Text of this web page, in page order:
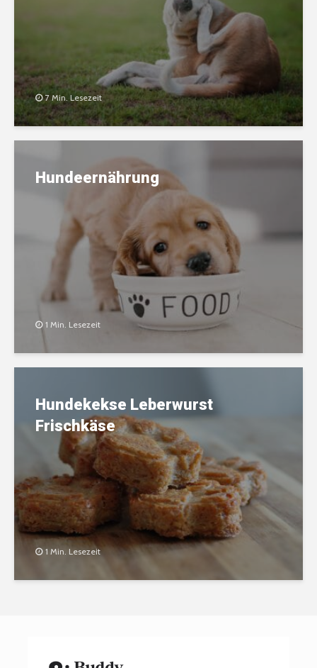
7 Min. Lesezeit
Hundeernährung
1 Min. Lesezeit
Hundekekse Leberwurst
Frischkäse
1 Min. Lesezeit